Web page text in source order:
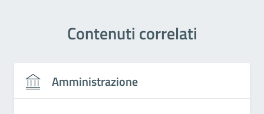
Contenuti correlati
Amministrazione